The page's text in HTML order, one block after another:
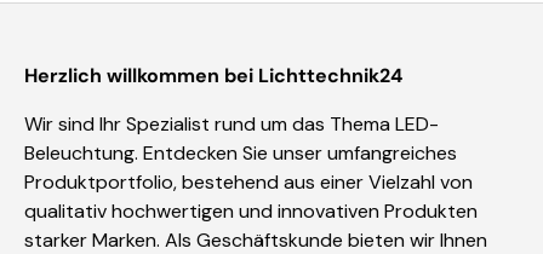
Herzlich willkommen bei Lichttechnik24
Wir sind Ihr Spezialist rund um das Thema LED-
Beleuchtung. Entdecken Sie unser umfangreiches
Produktportfolio, bestehend aus einer Vielzahl von
qualitativ hochwertigen und innovativen Produkten
starker Marken. Als Geschäftskunde bieten wir Ihnen